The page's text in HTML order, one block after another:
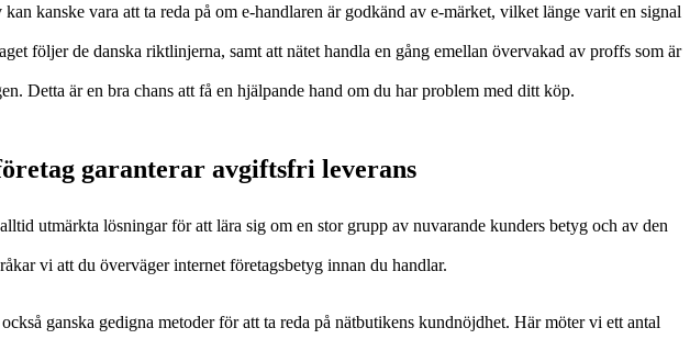
kanske vara att ta reda på om e-handlaren är godkänd av e-märket, vilket länge varit en signal
följer de danska riktlinjerna, samt att nätet handla en gång emellan övervakad av proffs som är
Detta är en bra chans att få en hjälpande hand om du har problem med ditt köp.
garanterar avgiftsfri leverans
utmärkta lösningar för att lära sig om en stor grupp av nuvarande kunders betyg och av den
vi att du överväger internet företagsbetyg innan du handlar.
ganska gedigna metoder för att ta reda på nätbutikens kundnöjdhet. Här möter vi ett antal